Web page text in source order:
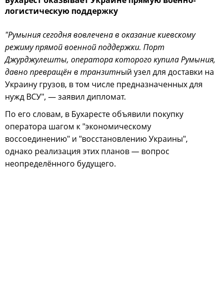
логистическую поддержку
"Румыния сегодня вовлечена в оказание киевскому
режиму прямой военной поддержки. Порт
Джурджулешты, оператора которого купила Румыния,
давно превращён в транзитный узел для доставки на
Украину грузов, в том числе предназначенных для
нужд ВСУ", — заявил дипломат.
По его словам, в Бухаресте объявили покупку
оператора шагом к "экономическому
воссоединению" и "восстановлению Украины",
однако реализация этих планов — вопрос
неопределённого будущего.